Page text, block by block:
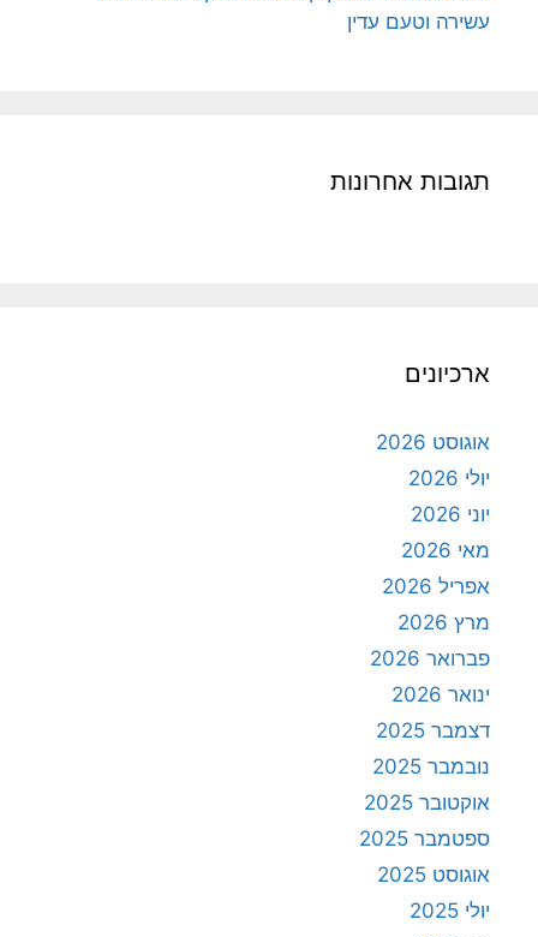
עשירה וטעם עדין
תגובות אחרונות
ארכיונים
אוגוסט 2026
יולי 2026
יוני 2026
מאי 2026
אפריל 2026
מרץ 2026
פברואר 2026
ינואר 2026
דצמבר 2025
נובמבר 2025
אוקטובר 2025
ספטמבר 2025
אוגוסט 2025
יולי 2025